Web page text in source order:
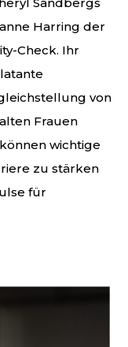
Harring der
Check. Ihr
von
Frauen
wichtige
zu stärken
für